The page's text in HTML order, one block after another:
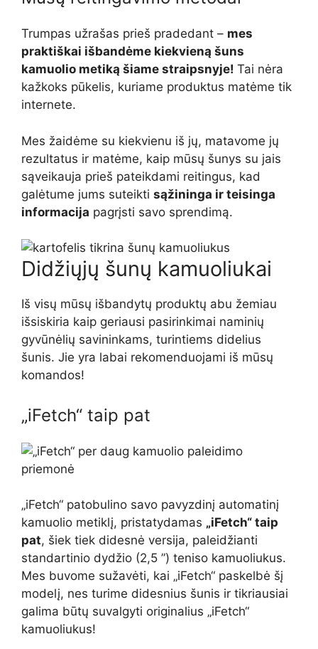
Trumpas užrašas prieš pradedant – mes
praktiškai išbandėme kiekvieną šuns
kamuolio metiką šiame straipsnyje! Tai nėra
kažkoks pūkelis, kuriame produktus matėme tik
internete.
Mes žaidėme su kiekvienu iš jų, matavome jų
rezultatus ir matėme, kaip mūsų šunys su jais
sąveikauja prieš pateikdami reitingus, kad
galėtume jums suteikti sąžininga ir teisinga
informacija pagrįsti savo sprendimą.
Didžiųjų šunų kamuoliukai
Iš visų mūsų išbandytų produktų abu žemiau
išsiskiria kaip geriausi pasirinkimai naminių
gyvūnėlių savininkams, turintiems didelius
šunis. Jie yra labai rekomenduojami iš mūsų
komandos!
„iFetch“ taip pat
„iFetch“ patobulino savo pavyzdinį automatinį
kamuolio metiklį, pristatydamas „iFetch“ taip
pat, šiek tiek didesnė versija, paleidžianti
standartinio dydžio (2,5 ”) teniso kamuoliukus.
Mes buvome sužavėti, kai „iFetch“ paskelbė šį
modelį, nes turime didesnius šunis ir tikriausiai
galima būtų suvalgyti originalius „iFetch“
kamuoliukus!